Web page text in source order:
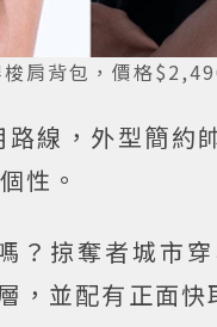
梭肩背包，價格
線，外型簡約
性。
？掠奪者城市
，並配有正面